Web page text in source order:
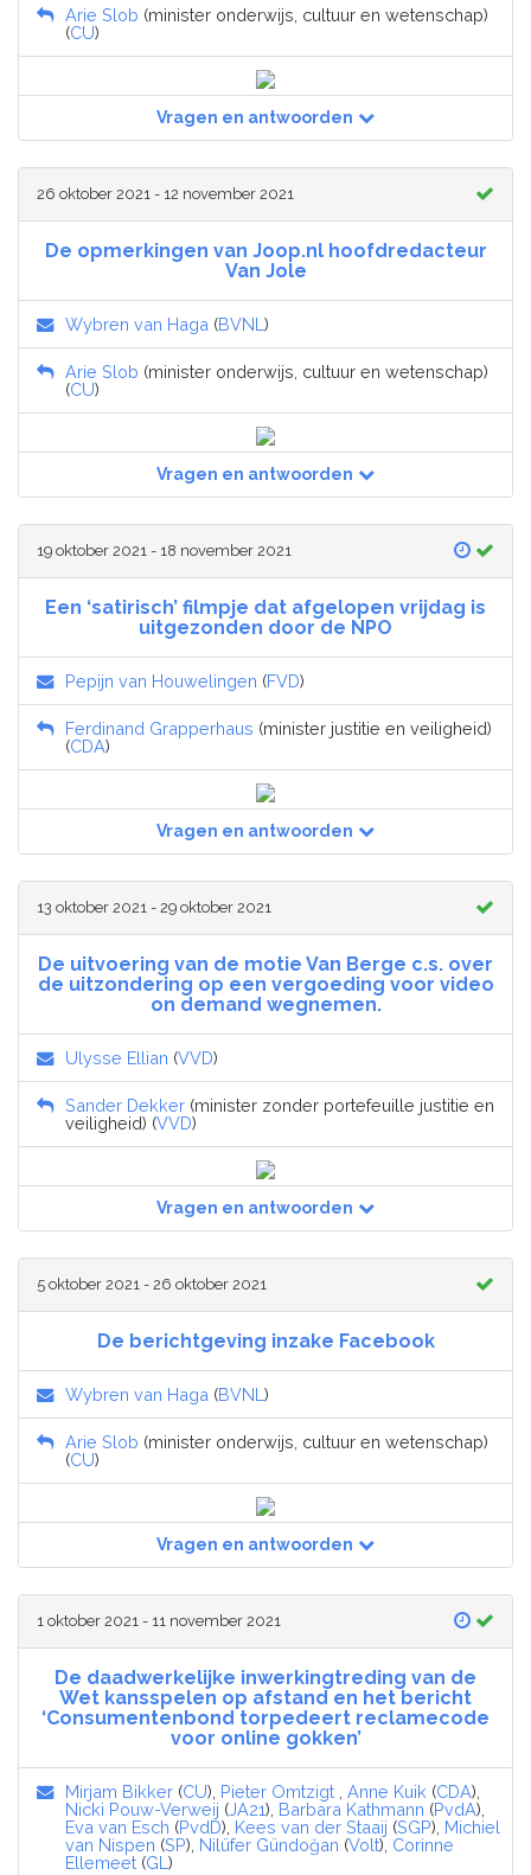
Arie Slob (minister onderwijs, cultuur en wetenschap)
(CU)
Vragen en antwoorden
26 oktober 2021 - 12 november 2021
De opmerkingen van Joop.nl hoofdredacteur
Van Jole
Wybren van Haga (BVNL )
Arie Slob (minister onderwijs, cultuur en wetenschap)
(CU)
Vragen en antwoorden
19 oktober 2021 - 18 november 2021
Een ‘satirisch’ filmpje dat afgelopen vrijdag is
uitgezonden door de NPO
Pepijn van Houwelingen (FVD)
Ferdinand Grapperhaus (minister justitie en veiligheid)
(CDA)
Vragen en antwoorden
13 oktober 2021 - 29 oktober 2021
De uitvoering van de motie Van Berge c.s. over
de uitzondering op een vergoeding voor video
on demand wegnemen.
Ulysse Ellian (VVD)
Sander Dekker (minister zonder portefeuille justitie en
veiligheid) (VVD)
Vragen en antwoorden
5 oktober 2021 - 26 oktober 2021
De berichtgeving inzake Facebook
Wybren van Haga (BVNL )
Arie Slob (minister onderwijs, cultuur en wetenschap)
(CU)
Vragen en antwoorden
1 oktober 2021 - 11 november 2021
De daadwerkelijke inwerkingtreding van de
Wet kansspelen op afstand en het bericht
‘Consumentenbond torpedeert reclamecode
voor online gokken’
Mirjam Bikker (CU), Pieter Omtzigt Anne Kuik (CDA),
Nicki Pouw-Verweij (JA21), Barbara Kathmann (PvdA),
Eva van Esch (PvdD), Kees van der Staaij (SGP), Michiel
van Nispen (SP), Nilüfer Gündoğan (Volt), Corinne
Ellemeet (GL )